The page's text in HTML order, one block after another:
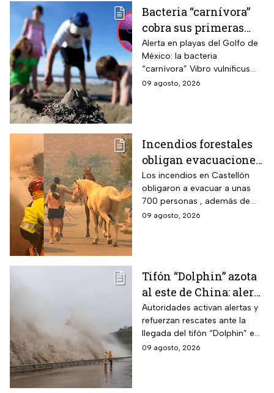
Bacteria “carnívora”
cobra sus primeras
vidas y enciende
alarmas en estas
playas de EUA
Alerta en playas del Golfo de
México: la bacteria
“carnívora” Vibro vulnificus
causa infecciones graves y
09 agosto, 2026
Incendios forestales
obligan evacuaciones
en el este de España |
VIDEO
Los incendios en Castellón
obligaron a evacuar a unas
700 personas , además de
que ya dañaron viviendas y
09 agosto, 2026
Tifón “Dolphin” azota
al este de China: alerta
máxima por
inundaciones y
ráfagas
Autoridades activan alertas y
refuerzan rescates ante la
llegada del tifón “Dolphin” en
el este de China con vientos
09 agosto, 2026